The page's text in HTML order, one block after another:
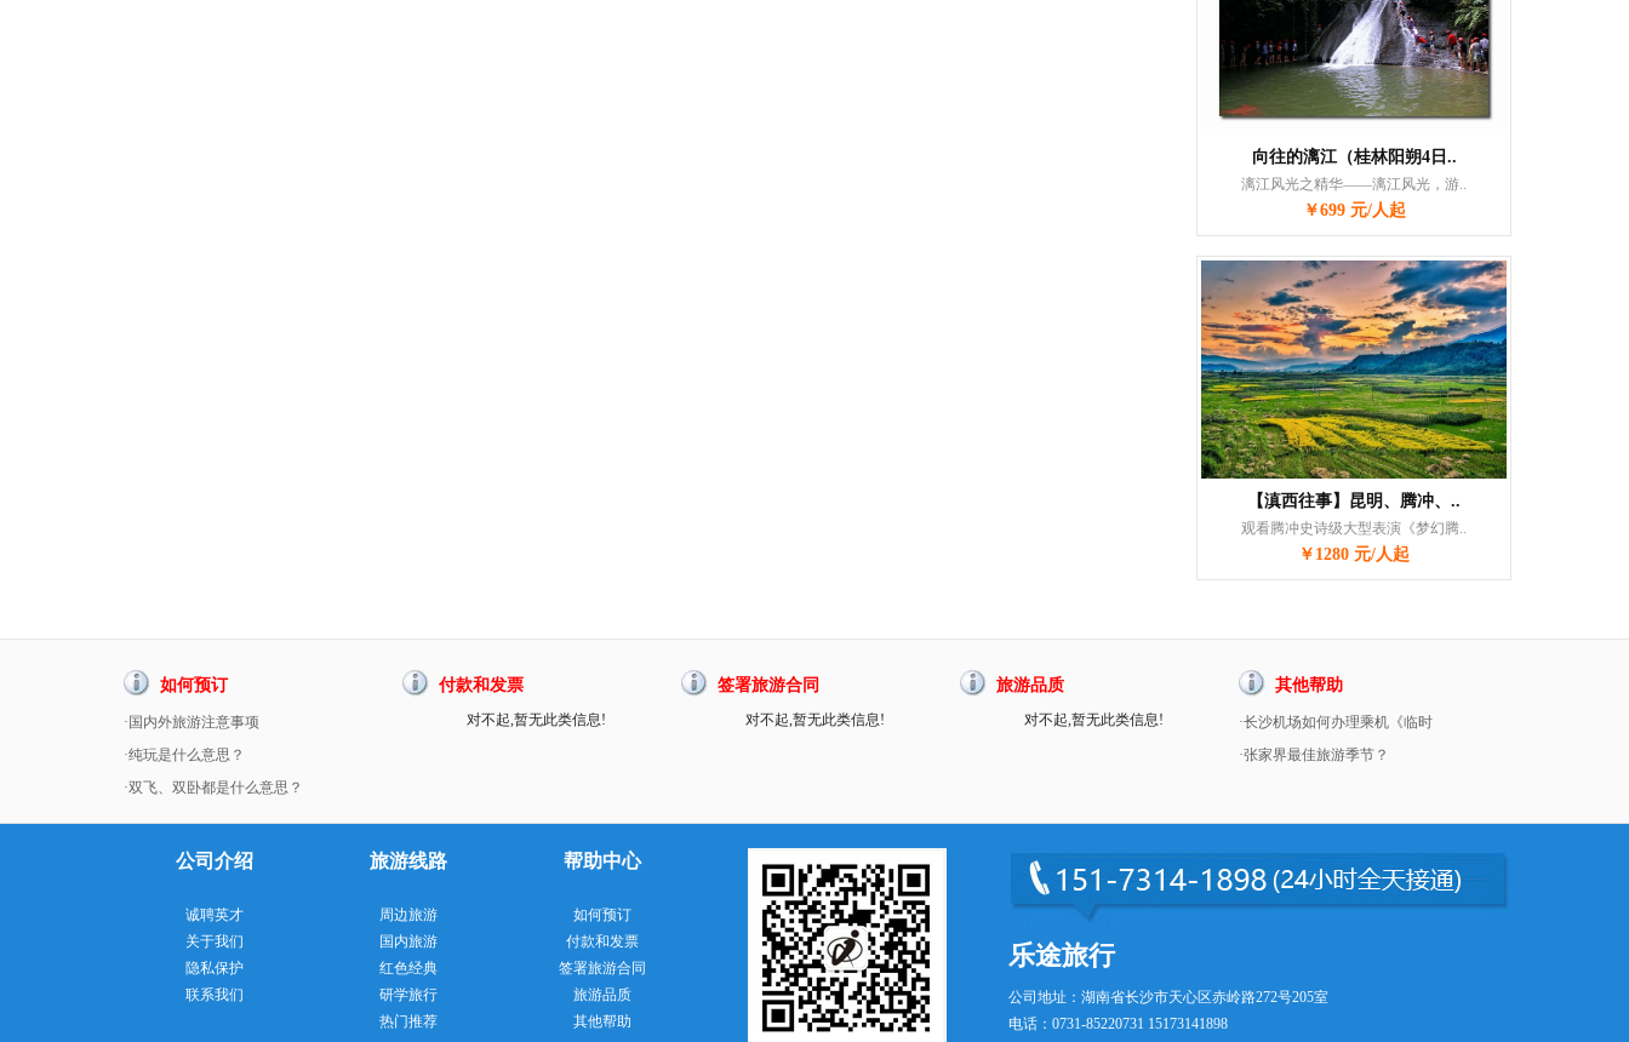
向往的漓江（桂林阳朔4日..
漓江风光之精华——漓江风光，游..
￥699 元/人起
【滇西往事】昆明、腾冲、..
观看腾冲史诗级大型表演《梦幻腾..
￥1280 元/人起
如何预订
·国内外旅游注意事项
·纯玩是什么意思？
·双飞、双卧都是什么意思？
付款和发票
对不起,暂无此类信息!
签署旅游合同
对不起,暂无此类信息!
旅游品质
对不起,暂无此类信息!
其他帮助
·长沙机场如何办理乘机《临时
·张家界最佳旅游季节？
公司介绍
诚聘英才
关于我们
隐私保护
联系我们
旅游线路
周边旅游
国内旅游
红色经典
研学旅行
热门推荐
帮助中心
如何预订
付款和发票
签署旅游合同
旅游品质
其他帮助
乐途旅行
公司地址：湖南省长沙市天心区赤岭路272号205室
电话：0731-85220731 15173141898